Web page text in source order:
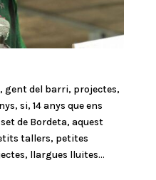
gent del barri, projectes,
si, 14 anys que ens
de Bordeta, aquest
tallers, petites
llargues lluites...